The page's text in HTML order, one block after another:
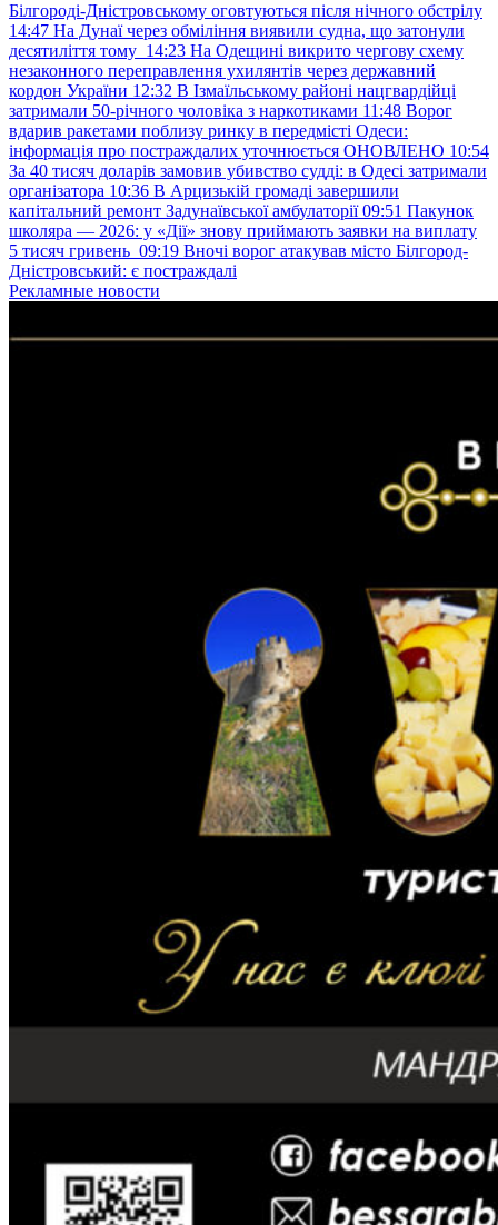
Білгороді-Дністровському оговтуються після нічного обстрілу
14:47 На Дунаї через обміління виявили судна, що затонули
десятиліття тому 14:23 На Одещині викрито чергову схему
незаконного переправлення ухилянтів через державний
кордон України 12:32 В Ізмаїльському районі нацгвардійці
затримали 50-річного чоловіка з наркотиками 11:48 Ворог
вдарив ракетами поблизу ринку в передмісті Одеси:
інформація про постраждалих уточнюється ОНОВЛЕНО 10:54
За 40 тисяч доларів замовив убивство судді: в Одесі затримали
організатора 10:36 В Арцизькій громаді завершили
капітальний ремонт Задунаївської амбулаторії 09:51 Пакунок
школяра — 2026: у «Дії» знову приймають заявки на виплату
5 тисяч гривень 09:19 Вночі ворог атакував місто Білгород-
Дністровський: є постраждалі
Рекламные новости